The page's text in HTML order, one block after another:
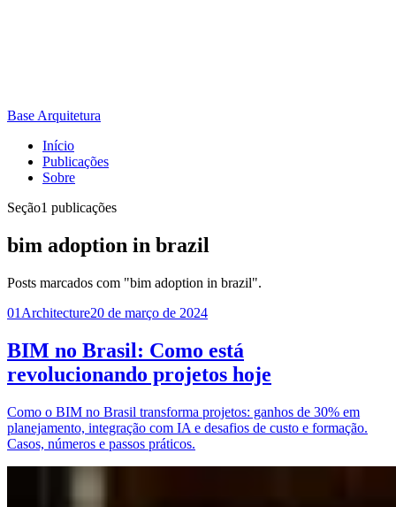
Base Arquitetura
Início
Publicações
Sobre
Seção1 publicações
bim adoption in brazil
Posts marcados com "bim adoption in brazil".
01 Architecture20 de março de 2024
BIM no Brasil: Como está
revolucionando projetos hoje
Como o BIM no Brasil transforma projetos: ganhos de 30% em
planejamento, integração com IA e desafios de custo e formação.
Casos, números e passos práticos.